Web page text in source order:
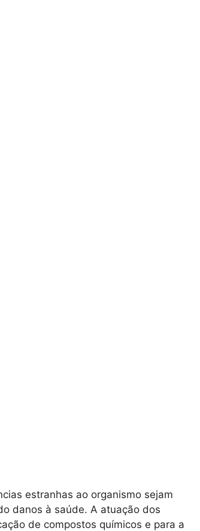
estranhas ao organismo sejam
danos à saúde. A atuação dos
de compostos químicos e para a